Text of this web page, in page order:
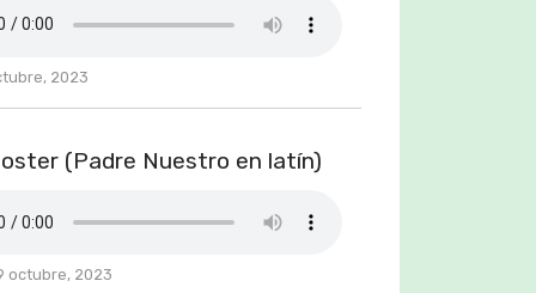
2023
(Padre Nuestro en latín)
octubre, 2023